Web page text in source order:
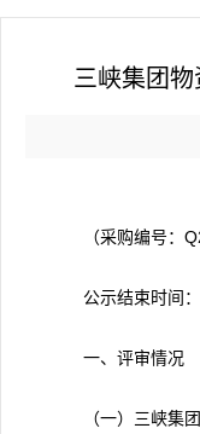
三峡集团
（采购编号：
公示结束时间
一、评审情况
（一）三峡集